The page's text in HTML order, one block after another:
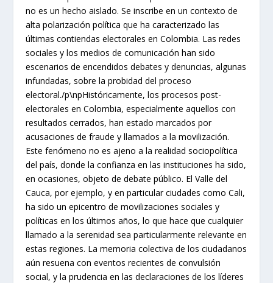
no es un hecho aislado. Se inscribe en un contexto de
alta polarización política que ha caracterizado las
últimas contiendas electorales en Colombia. Las redes
sociales y los medios de comunicación han sido
escenarios de encendidos debates y denuncias, algunas
infundadas, sobre la probidad del proceso
electoral./p\npHistóricamente, los procesos post-
electorales en Colombia, especialmente aquellos con
resultados cerrados, han estado marcados por
acusaciones de fraude y llamados a la movilización.
Este fenómeno no es ajeno a la realidad sociopolítica
del país, donde la confianza en las instituciones ha sido,
en ocasiones, objeto de debate público. El Valle del
Cauca, por ejemplo, y en particular ciudades como Cali,
ha sido un epicentro de movilizaciones sociales y
políticas en los últimos años, lo que hace que cualquier
llamado a la serenidad sea particularmente relevante en
estas regiones. La memoria colectiva de los ciudadanos
aún resuena con eventos recientes de convulsión
social, y la prudencia en las declaraciones de los líderes